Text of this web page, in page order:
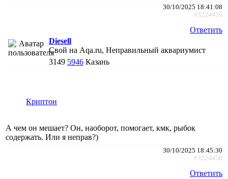
30/10/2025 18:41:08
#3224456
Ответить
Diesell
Свой на Aqa.ru, Неправильный аквариумист
3149 5946 Казань
Криптон
А чем он мешает? Он, наоборот, помогает, кмк, рыбок
содержать. Или я неправ?)
30/10/2025 18:45:30
#3224458
Ответить